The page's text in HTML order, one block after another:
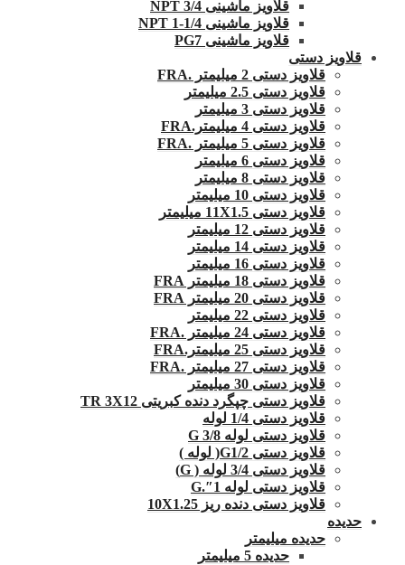
قلاویز ماشینی 3/4 NPT
قلاویز ماشینی 1/4-1 NPT
قلاویز ماشینی PG7
قلاویز دستی
قلاویز دستی 2 میلیمتر .FRA
قلاویز دستی 2.5 میلیمتر
قلاویز دستی 3 میلیمتر
قلاویز دستی 4 میلیمتر.FRA
قلاویز دستی 5 میلیمتر .FRA
قلاویز دستی 6 میلیمتر
قلاویز دستی 8 میلیمتر
قلاویز دستی 10 میلیمتر
قلاویز دستی 11X1.5 میلیمتر
قلاویز دستی 12 میلیمتر
قلاویز دستی 14 میلیمتر
قلاویز دستی 16 میلیمتر
قلاویز دستی 18 میلیمتر FRA
قلاویز دستی 20 میلیمتر FRA
قلاویز دستی 22 میلیمتر
قلاویز دستی 24 میلیمتر .FRA
قلاویز دستی 25 میلیمتر.FRA
قلاویز دستی 27 میلیمتر .FRA
قلاویز دستی 30 میلیمتر
قلاویز دستی چپگرد دنده کبریتی TR 3X12
قلاویز دستی 1/4 لوله
قلاویز دستی لوله G 3/8
قلاویز دستی G1/2( لوله )
قلاویز دستی 3/4 لوله ( G)
قلاویز دستی لوله 1″.G
قلاویز دستی دنده ریز 10X1.25
حدیده
حدیده میلیمتر
حدیده 5 میلیمتر